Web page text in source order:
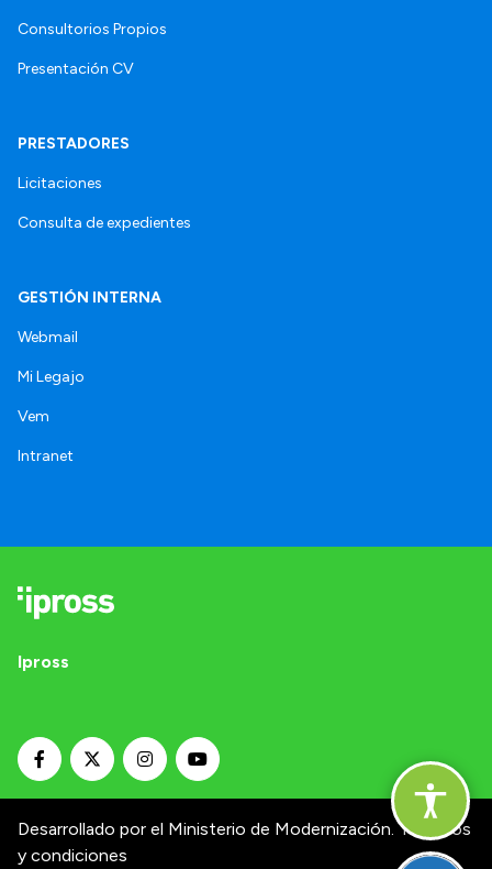
Consultorios Propios
Presentación CV
PRESTADORES
Licitaciones
Consulta de expedientes
GESTIÓN INTERNA
Webmail
Mi Legajo
Vem
Intranet
Ipross
Desarrollado por el Ministerio de Modernización. Términos
y condiciones